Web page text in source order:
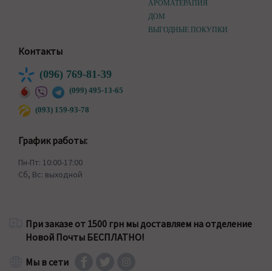
АРОМАТЕРАПИЯ
ДОМ
ВЫГОДНЫЕ ПОКУПКИ
Контакты
(096) 769-81-39
(099) 495-13-65
(093) 159-93-78
График работы:
Пн-Пт: 10:00-17:00
Сб, Вс: выходной
При заказе от 1500 грн мы доставляем на отделение
Новой Почты БЕСПЛАТНО!
Мы в сети